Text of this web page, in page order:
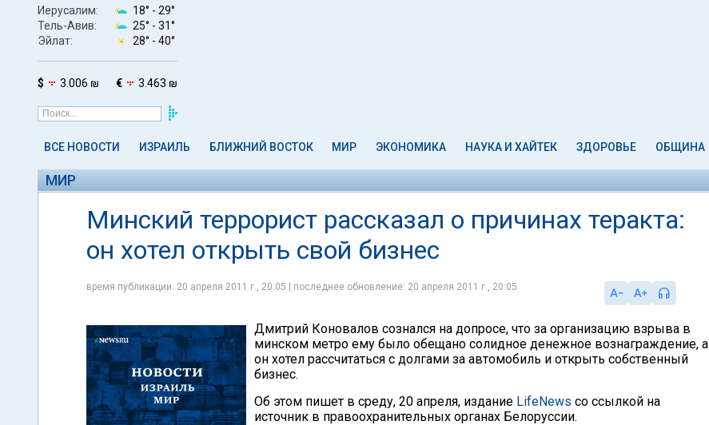
Иерусалим: 18° - 29°
Тель-Авив:
25° - 31°
Эйлат:
28° - 40°
$ 3.006 ₪ € 3.463 ₪
ВСЕ НОВОСТИ ИЗРАИЛЬ БЛИЖНИЙ ВОСТОК МИР ЭКОНОМИКА НАУКА И ХАЙТЕК ЗДОРОВЬЕ ОБЩИНА
МИР
Минский террорист рассказал о причинах теракта:
он хотел открыть свой бизнес
время публикации: 20 апреля 2011 г., 20:05 | последнее обновление: 20 апреля 2011 г., 20:05
Дмитрий Коновалов сознался на допросе, что за организацию взрыва в
минском метро ему было обещано солидное денежное вознаграждение, а
он хотел рассчитаться с долгами за автомобиль и открыть собственный
бизнес.
Об этом пишет в среду, 20 апреля, издание LifeNews со ссылкой на
источник в правоохранительных органах Белоруссии.